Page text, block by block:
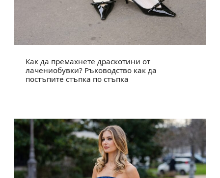
Как да премахнете драскотини от
лачениобувки? Ръководство как да
постъпите стъпка по стъпка